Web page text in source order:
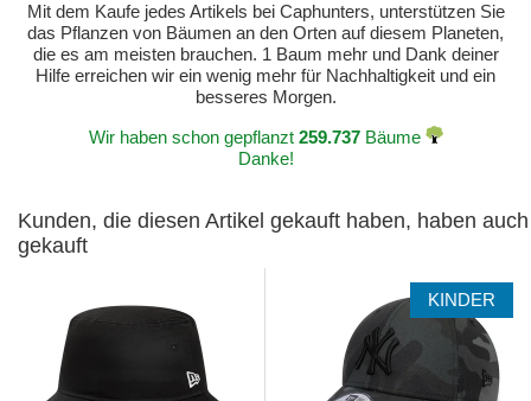
Mit dem Kaufe jedes Artikels bei Caphunters, unterstützen Sie
das Pflanzen von Bäumen an den Orten auf diesem Planeten,
die es am meisten brauchen. 1 Baum mehr und Dank deiner
Hilfe erreichen wir ein wenig mehr für Nachhaltigkeit und ein
besseres Morgen.
Wir haben schon gepflanzt 259.737Bäume
Danke!
Kunden, die diesen Artikel gekauft haben, haben auch
gekauft
KINDER